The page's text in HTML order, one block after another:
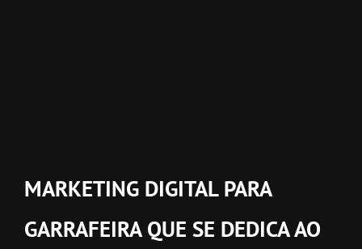
MARKETING DIGITAL PARA
GARRAFEIRA QUE SE DEDICA AO